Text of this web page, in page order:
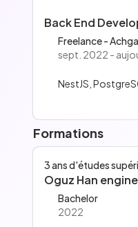
Back End
Freelance -
sept. 2022 -
NestJS,
Formations
3 ans d'études
Oguz Han
Bachelor
2022